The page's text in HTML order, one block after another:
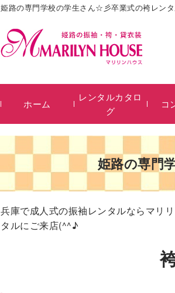
姫路の専門学校の学生さん☆彡卒業式の袴レン
ホーム
レンタルカタロ
グ
コ
姫路の専門
兵庫で成人式の振袖レンタルならマリ
タルにご来店(^^♪